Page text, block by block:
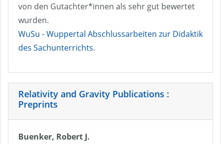
von den Gutachter*innen als sehr gut bewertet
wurden.
WuSu - Wuppertal Abschlussarbeiten zur Didaktik
des Sachunterrichts.
Relativity and Gravity Publications :
Preprints
Buenker, Robert J.